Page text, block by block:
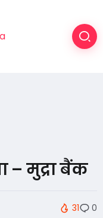
– मुद्रा बैंक
31 0